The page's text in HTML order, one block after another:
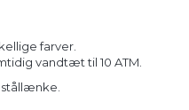
farver.
vandtæt til 10 ATM.